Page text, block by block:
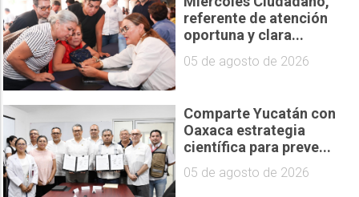
referente de atención
oportuna y clara...
05 de agosto de 2026
Comparte Yucatán con
Oaxaca estrategia
científica para preve...
05 de agosto de 2026